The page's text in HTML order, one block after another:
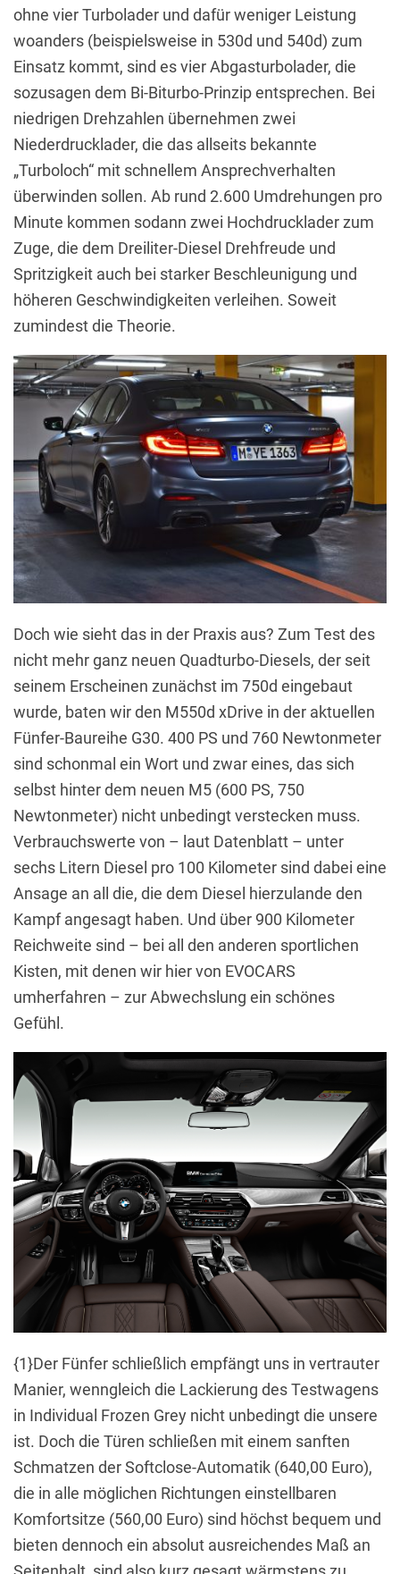
ohne vier Turbolader und dafür weniger Leistung
woanders (beispielsweise in 530d und 540d) zum
Einsatz kommt, sind es vier Abgasturbolader, die
sozusagen dem Bi-Biturbo-Prinzip entsprechen. Bei
niedrigen Drehzahlen übernehmen zwei
Niederdrucklader, die das allseits bekannte
„Turboloch“ mit schnellem Ansprechverhalten
überwinden sollen. Ab rund 2.600 Umdrehungen pro
Minute kommen sodann zwei Hochdrucklader zum
Zuge, die dem Dreiliter-Diesel Drehfreude und
Spritzigkeit auch bei starker Beschleunigung und
höheren Geschwindigkeiten verleihen. Soweit
zumindest die Theorie.
Doch wie sieht das in der Praxis aus? Zum Test des
nicht mehr ganz neuen Quadturbo-Diesels, der seit
seinem Erscheinen zunächst im 750d eingebaut
wurde, baten wir den M550d xDrive in der aktuellen
Fünfer-Baureihe G30. 400 PS und 760 Newtonmeter
sind schonmal ein Wort und zwar eines, das sich
selbst hinter dem neuen M5 (600 PS, 750
Newtonmeter) nicht unbedingt verstecken muss.
Verbrauchswerte von – laut Datenblatt – unter
sechs Litern Diesel pro 100 Kilometer sind dabei eine
Ansage an all die, die dem Diesel hierzulande den
Kampf angesagt haben. Und über 900 Kilometer
Reichweite sind – bei all den anderen sportlichen
Kisten, mit denen wir hier von EVOCARS
umherfahren – zur Abwechslung ein schönes
Gefühl.
{1}Der Fünfer schließlich empfängt uns in vertrauter
Manier, wenngleich die Lackierung des Testwagens
in Individual Frozen Grey nicht unbedingt die unsere
ist. Doch die Türen schließen mit einem sanften
Schmatzen der Softclose-Automatik (640,00 Euro),
die in alle möglichen Richtungen einstellbaren
Komfortsitze (560,00 Euro) sind höchst bequem und
bieten dennoch ein absolut ausreichendes Maß an